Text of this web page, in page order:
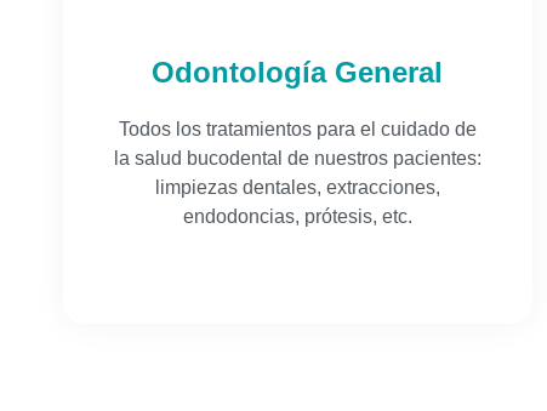
Odontología General
Todos los tratamientos para el cuidado de
la salud bucodental de nuestros pacientes:
limpiezas dentales, extracciones,
endodoncias, prótesis, etc.